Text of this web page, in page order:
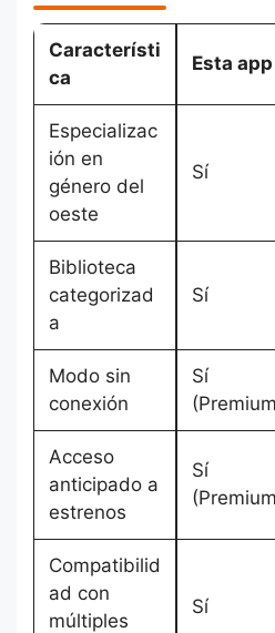
Característi
ca
Esta app
Especializac
ión en
género del
oeste
Sí
Biblioteca
categorizad
a
Sí
Modo sin
conexión
Sí
Acceso
anticipado a
estrenos
Sí
Compatibilid
ad con
múltiples
Sí